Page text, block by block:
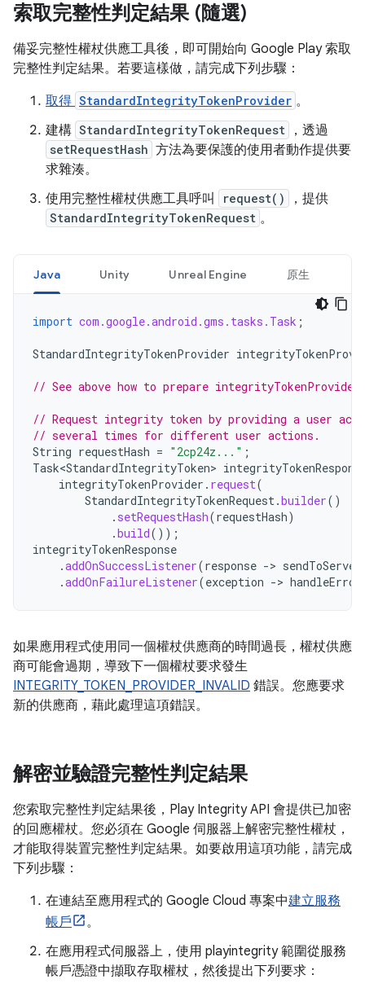
索取完整性判定結果 (隨選)
備妥完整性權杖供應工具後，即可開始向 Google Play 索取
完整性判定結果。若要這樣做，請完成下列步驟：
取得 StandardIntegrityTokenProvider 。
建構 StandardIntegrityTokenRequest ，透過
setRequestHash 方法為要保護的使用者動作提供要
求雜湊。
使用完整性權杖供應工具呼叫
request() ，提供
StandardIntegrityTokenRequest 。
Java Unity Unreal Engine 原生
import com.google.android.gms.tasks.Task ;
StandardIntegrityTokenProvider
// See above how to prepare
// Request integrity token by providing a user
// several times for different user actions.
String requestHash = "2cp24z..." ;
Task<StandardIntegrityToken>
integrityTokenProvider . request(
StandardIntegrityTokenRequest.builder()
. setRequestHash(requestHash)
.build());
integrityTokenResponse
.addOnSuccessListener(response -> sendToServer
.addOnFailureListener(exception -> handleError
如果應用程式使用同一個權杖供應商的時間過長，權杖供應
商可能會過期，導致下一個權杖要求發生
INTEGRITY_TOKEN_PROVIDER_INVALID 錯誤。您應要求
新的供應商，藉此處理這項錯誤。
解密並驗證完整性判定結果
您索取完整性判定結果後，Play Integrity API 會提供已加密
的回應權杖。您必須在 Google 伺服器上解密完整性權杖，
才能取得裝置完整性判定結果。如要啟用這項功能，請完成
下列步驟：
在連結至應用程式的 Google Cloud 專案中建立服務
帳戶
。
在應用程式伺服器上，使用 playintegrity 範圍從服務
帳戶憑證中擷取存取權杖，然後提出下列要求：